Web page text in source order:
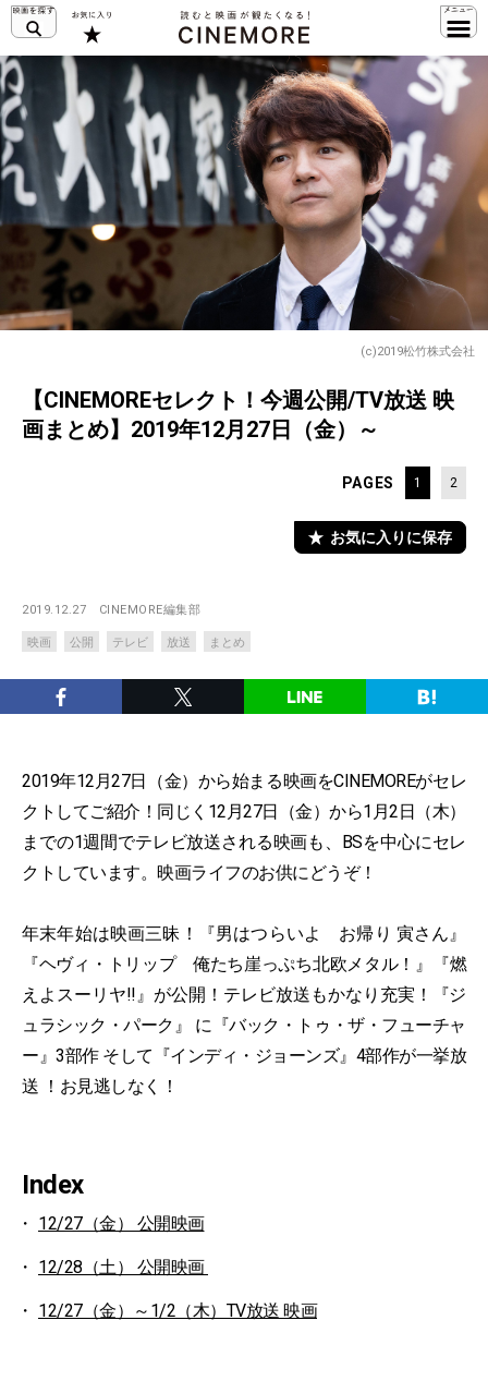
(c)2019松竹株式会社
【CINEMOREセレクト！今週公開/TV放送 映
画まとめ】2019年12月27日（金）～
PAGES 1 2
お気に入りに保存
2019.12.27 CINEMORE編集部
映画 公開 テレビ 放送 まとめ
2019年12月27日（金）から始まる映画をCINEMOREがセレ
クトしてご紹介！同じく12月27日（金）から1月2日（木）
までの1週間でテレビ放送される映画も、BSを中心にセレ
クトしています。映画ライフのお供にどうぞ！
年末年始は映画三昧！『男はつらいよ お帰り 寅さん』
『ヘヴィ・トリップ 俺たち崖っぷち北欧メタル！』『燃
えよスーリヤ!!』が公開！テレビ放送もかなり充実！『ジ
ュラシック・パーク』 に『バック・トゥ・ザ・フューチャ
ー』3部作 そして『インディ・ジョーンズ』4部作が一挙放
送 ！お見逃しなく！
Index
12/27（金） 公開映画
12/28（土） 公開映画
12/27（金）～1/2（木）TV放送 映画